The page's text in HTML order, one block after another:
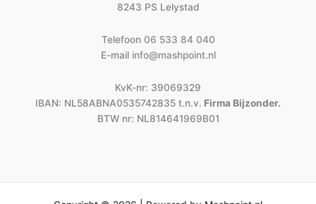
8243 PS Lelystad
Telefoon 06 533 84 040
E-mail info@mashpoint.nl
KvK-nr: 39069329
IBAN: NL58ABNA0535742835 t.n.v. Firma Bijzonder.
BTW nr: NL814641969B01